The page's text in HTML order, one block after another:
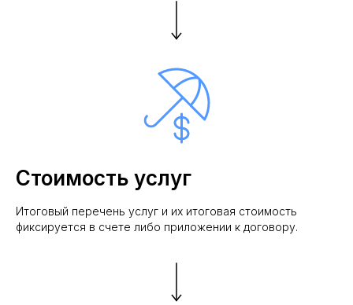
Стоимость услуг
Итоговый перечень услуг и их итоговая стоимость
фиксируется в счете либо приложении к договору.